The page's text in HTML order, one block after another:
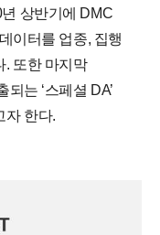
상반기에 DMC
이터를 업종, 집행
. 또한 마지막
는 ‘스페셜 DA’
자 한다.